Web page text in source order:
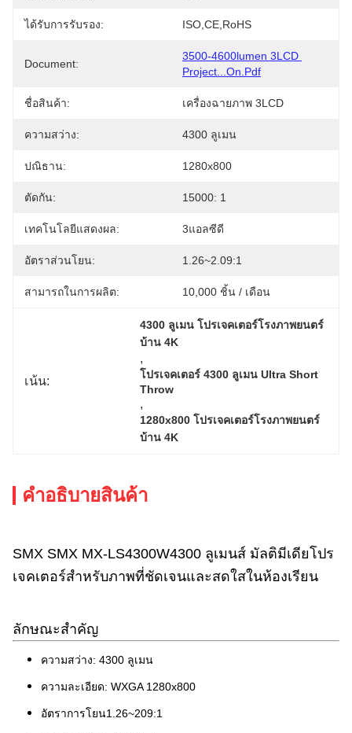
ได้รับการรับรอง: ISO,CE,RoHS
Document:
3500-4600lumen 3LCD
Project...on.pdf
ชื่อสินค้า: เครื่องฉายภาพ 3LCD
ความสว่าง: 4300 ลูเมน
ปณิธาน: 1280x800
ตัดกัน: 15000: 1
เทคโนโลยีแสดงผล: 3แอลซีดี
อัตราส่วนโยน: 1.26~2.09:1
สามารถในการผลิต: 10,000 ชิ้น / เดือน
เน้น:
4300 ลูเมน โปรเจคเตอร์โรงภาพยนตร์
บ้าน 4K
,
โปรเจคเตอร์ 4300 ลูเมน Ultra Short
Throw
,
1280x800 โปรเจคเตอร์โรงภาพยนตร์
บ้าน 4K
คําอธิบายสินค้า
SMX SMX MX-LS4300W4300 ลูเมนส์ มัลติมีเดียโปร
เจคเตอร์สําหรับภาพที่ชัดเจนและสดใสในห้องเรียน
ลักษณะสําคัญ
ความสว่าง: 4300 ลูเมน
ความละเอียด: WXGA 1280x800
อัตราการโยน1.26~209:1